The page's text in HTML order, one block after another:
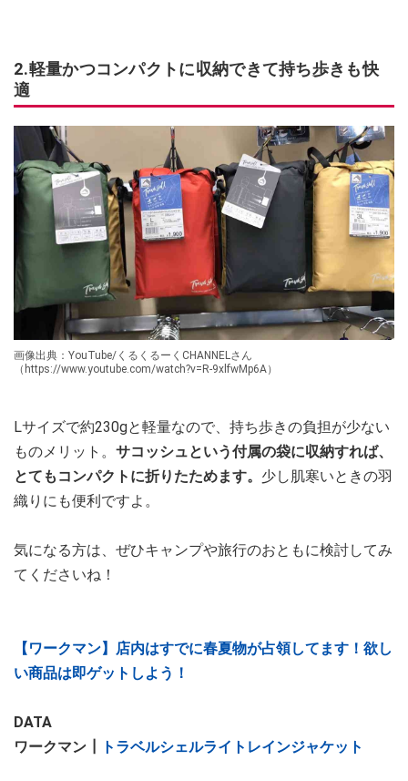
2.軽量かつコンパクトに収納できて持ち歩きも快
適
画像出典：YouTube/くるくるーくCHANNELさん
（https://www.youtube.com/watch?v=R-9xlfwMp6A）
Lサイズで約230gと軽量なので、持ち歩きの負担が少ない
ものメリット。 サコッシュという付属の袋に収納すれば、
とてもコンパクトに折りたためます。 少し肌寒いときの羽
織りにも便利ですよ。
気になる方は、ぜひキャンプや旅行のおともに検討してみ
てくださいね！
【ワークマン】店内はすでに春夏物が占領してます！欲し
い商品は即ゲットしよう！
DATA
ワークマン┃
トラベルシェルライトレインジャケット